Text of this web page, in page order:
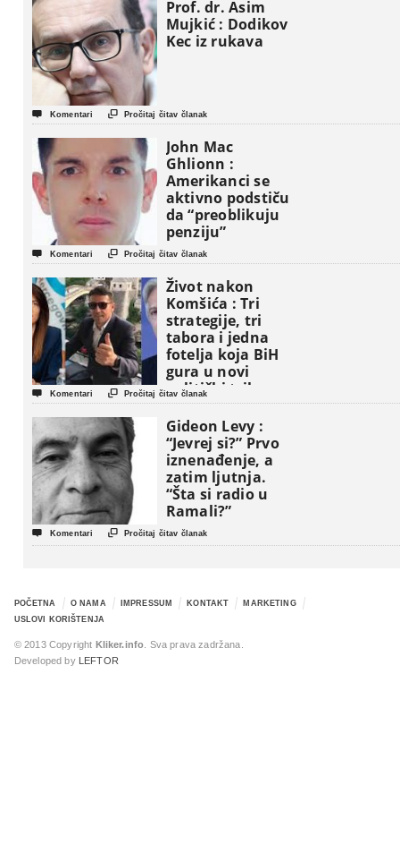
Prof. dr. Asim
Mujkić : Dodikov
Kec iz rukava
 Komentari  Pročitaj čitav članak
John Mac
Ghlionn :
Amerikanci se
aktivno podstiču
da “preoblikuju
penziju”
 Komentari  Pročitaj čitav članak
Život nakon
Komšića : Tri
strategije, tri
tabora i jedna
fotelja koja BiH
gura u novi
politički triler
 Komentari  Pročitaj čitav članak
Gideon Levy :
“Jevrej si?” Prvo
iznenađenje, a
zatim ljutnja.
“Šta si radio u
Ramali?”
 Komentari  Pročitaj čitav članak
POČETNA O NAMA IMPRESSUM KONTAKT
MARKETING
USLOVI KORIŠTENJA
© 2013 Copyright Kliker.info . Sva prava zadržana.
Developed by
LEFTOR